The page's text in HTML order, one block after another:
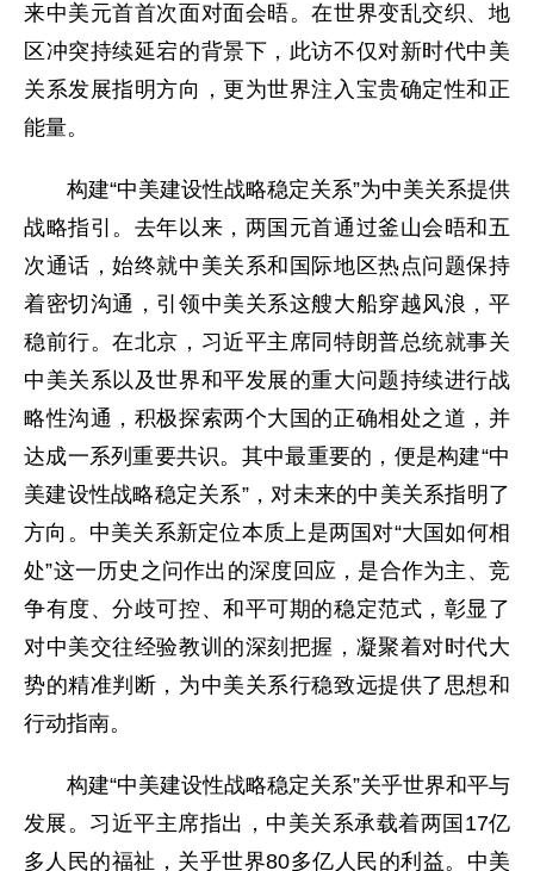
来中美元首首次面对面会晤。在世界变乱交织、地
区冲突持续延宕的背景下，此访不仅对新时代中美
关系发展指明方向，更为世界注入宝贵确定性和正
能量。
构建“中美建设性战略稳定关系”为中美关系提供
战略指引。去年以来，两国元首通过釜山会晤和五
次通话，始终就中美关系和国际地区热点问题保持
着密切沟通，引领中美关系这艘大船穿越风浪，平
稳前行。在北京，习近平主席同特朗普总统就事关
中美关系以及世界和平发展的重大问题持续进行战
略性沟通，积极探索两个大国的正确相处之道，并
达成一系列重要共识。其中最重要的，便是构建“中
美建设性战略稳定关系”，对未来的中美关系指明了
方向。中美关系新定位本质上是两国对“大国如何相
处”这一历史之问作出的深度回应，是合作为主、竞
争有度、分歧可控、和平可期的稳定范式，彰显了
对中美交往经验教训的深刻把握，凝聚着对时代大
势的精准判断，为中美关系行稳致远提供了思想和
行动指南。
构建“中美建设性战略稳定关系”关乎世界和平与
发展。习近平主席指出，中美关系承载着两国17亿
多人民的福祉，关乎世界80多亿人民的利益。中美